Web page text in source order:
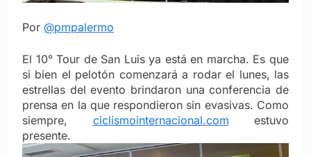
Por @pmpalermo
El 10° Tour de San Luis ya está en marcha. Es que
si bien el pelotón comenzará a rodar el lunes, las
estrellas del evento brindaron una conferencia de
prensa en la que respondieron sin evasivas. Como
siempre, ciclismointernacional.com estuvo
presente.